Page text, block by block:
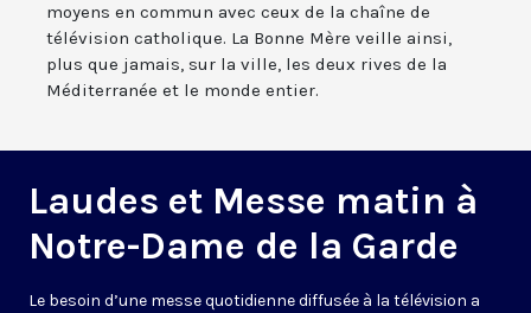
moyens en commun avec ceux de la chaîne de
télévision catholique. La Bonne Mère veille ainsi,
plus que jamais, sur la ville, les deux rives de la
Méditerranée et le monde entier.
Laudes et Messe matin à
Notre-Dame de la Garde
Le besoin d’une messe quotidienne diffusée à la télévision a